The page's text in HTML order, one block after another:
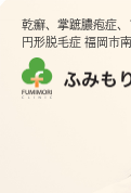
乾癬、掌蹠膿疱症、
円形脱毛症 福岡市